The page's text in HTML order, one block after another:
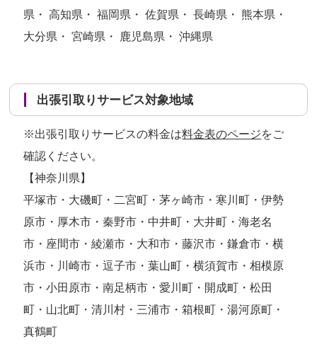
県・ 高知県・ 福岡県・ 佐賀県・ 長崎県・ 熊本県・
大分県・ 宮崎県・ 鹿児島県・ 沖縄県
出張引取りサービス対象地域
※出張引取りサービスの料金は料金表のページをご
確認ください。
【神奈川県】
平塚市・大磯町・二宮町・茅ヶ崎市・寒川町・伊勢
原市・厚木市・秦野市・中井町・大井町・海老名
市・座間市・綾瀬市・大和市・藤沢市・鎌倉市・横
浜市・川崎市・逗子市・葉山町・横須賀市・相模原
市・小田原市・南足柄市・愛川町・開成町・松田
町・山北町・清川村・三浦市・箱根町・湯河原町・
真鶴町